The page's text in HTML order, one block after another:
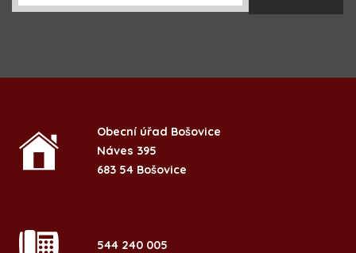
Obecní úřad Bošovice
Náves 395
683 54 Bošovice
544 240 005